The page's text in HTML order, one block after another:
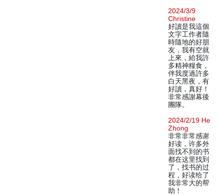
2024/3/9
Christine
好讀是我這個
文字工作者隨
時隨地的好朋
友，我有空就
上來，給我許
多精神糧食，
伴我度過許多
白天黑夜，有
好讀，真好！
非常感謝幕後
團隊。
2024/2/19 He
Zhong
非常非常感谢
好读，许多外
面找不到的书
都在这里找到
了，找书的过
程，好读给了
我非常大的帮
助！